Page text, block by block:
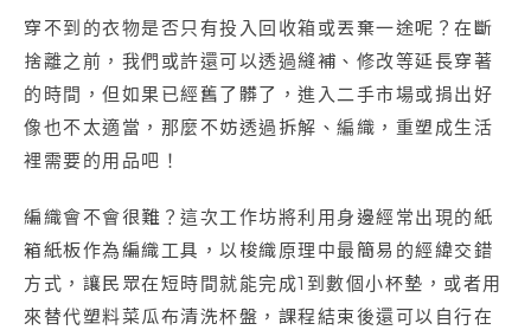
穿不到的衣物是否只有投入回收箱或丟棄一途呢？在斷
捨離之前，我們或許還可以透過縫補、修改等延長穿著
的時間，但如果已經舊了髒了，進入二手市場或捐出好
像也不太適當，那麼不妨透過拆解、編織，重塑成生活
裡需要的用品吧！
編織會不會很難？這次工作坊將利用身邊經常出現的紙
箱紙板作為編織工具，以梭織原理中最簡易的經緯交錯
方式，讓民眾在短時間就能完成1到數個小杯墊，或者用
來替代塑料菜瓜布清洗杯盤，課程結束後還可以自行在